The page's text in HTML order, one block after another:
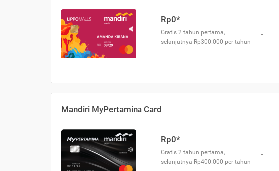
Rp0*
Gratis 2 tahun pertama,
selanjutnya Rp300.000 per tahun
-
Mandiri MyPertamina Card
Rp0*
Gratis 2 tahun pertama,
selanjutnya Rp400.000 per tahun
-